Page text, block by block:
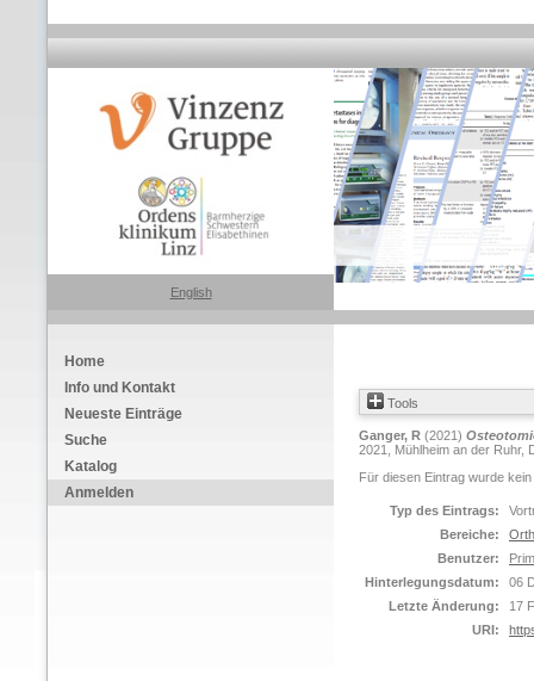
English
Home
Info und Kontakt
Neueste Einträge
Suche
Katalog
Anmelden
Tools
Ganger, R (2021)
2021, Mühlheim an der Ruhr,
Für diesen Eintrag wurde
Typ des Eintrags:
Bereiche:
Benutzer:
Hinterlegungsdatum:
06
Letzte Änderung:
17
URI: